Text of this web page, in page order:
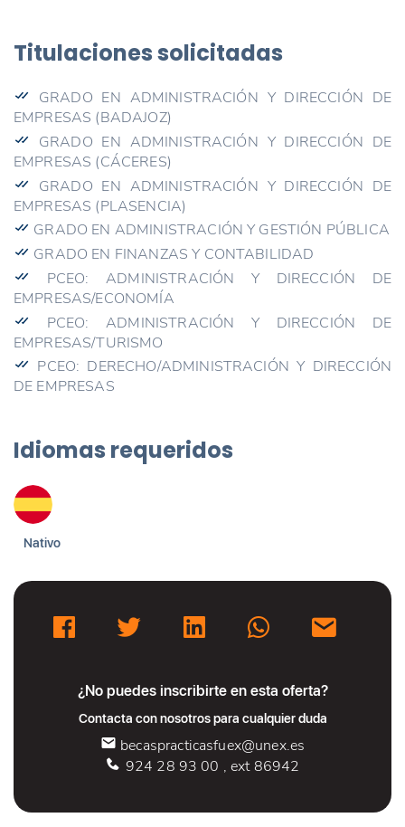
Titulaciones solicitadas
GRADO EN ADMINISTRACIÓN Y DIRECCIÓN DE
EMPRESAS (BADAJOZ)
GRADO EN ADMINISTRACIÓN Y DIRECCIÓN DE
EMPRESAS (CÁCERES)
GRADO EN ADMINISTRACIÓN Y DIRECCIÓN DE
EMPRESAS (PLASENCIA)
GRADO EN ADMINISTRACIÓN Y GESTIÓN PÚBLICA
GRADO EN FINANZAS Y CONTABILIDAD
PCEO: ADMINISTRACIÓN Y DIRECCIÓN DE
EMPRESAS/ECONOMÍA
PCEO: ADMINISTRACIÓN Y DIRECCIÓN DE
EMPRESAS/TURISMO
PCEO: DERECHO/ADMINISTRACIÓN Y DIRECCIÓN
DE EMPRESAS
Idiomas requeridos
Nativo
¿No puedes inscribirte en esta oferta?
Contacta con nosotros para cualquier duda
becaspracticasfuex@unex.es
924 28 93 00 , ext 86942